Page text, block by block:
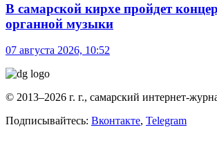
В самарской кирхе пройдет
органной музыки
07 августа 2026, 10:52
© 2013–2026 г. г., самарский интернет-
Подписывайтесь: Вконтакте, Telegram